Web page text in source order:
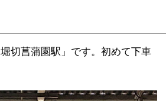
切菖蒲園駅」です。初めて下車